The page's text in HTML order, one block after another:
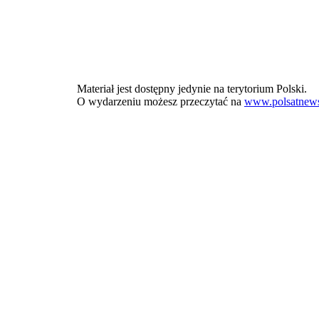
Materiał jest dostępny jedynie na terytorium Polski.
O wydarzeniu możesz przeczytać na